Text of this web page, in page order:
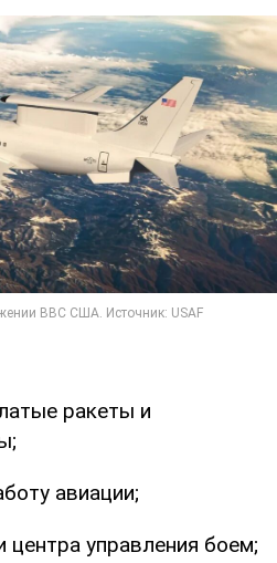
ракеты и
авиации;
управления боем;